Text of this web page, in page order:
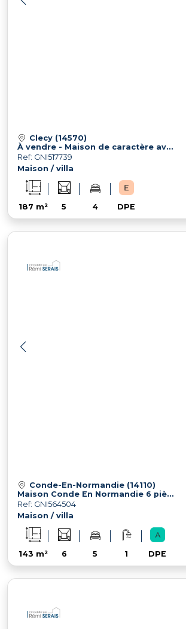
Clecy (14570)
À vendre - Maison de caractère avec piscine et dépendance à Clécy, au coeur de la Suisse Normande
Ref: GNI517739
Maison / villa
187 m² 5 4 DPE
Conde-En-Normandie (14110)
Maison Conde En Normandie 6 pièce(s) 143 m2
Ref: GNI564504
Maison / villa
143 m² 6 5 1 DPE